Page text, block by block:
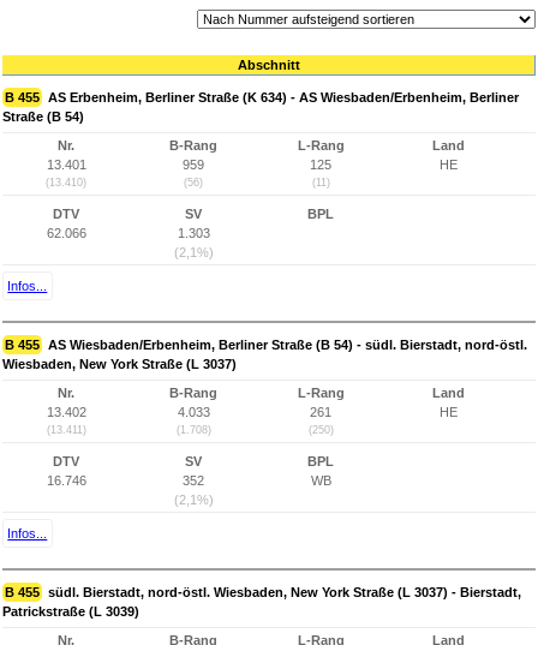
Abschnitt
B 455 AS Erbenheim, Berliner Straße (K 634) - AS Wiesbaden/Erbenheim, Berliner
Straße (B 54)
Nr.
13.401
(13.410)
B-Rang
959
(56)
L-Rang
125
(11)
Land
HE
DTV
62.066
SV
1.303
(2,1%)
BPL
Infos...
B 455 AS Wiesbaden/Erbenheim, Berliner Straße (B 54) - südl. Bierstadt, nord-östl.
Wiesbaden, New York Straße (L 3037)
Nr.
13.402
(13.411)
B-Rang
4.033
(1.708)
L-Rang
261
(250)
Land
HE
DTV
16.746
SV
352
(2,1%)
BPL
WB
Infos...
B 455 südl. Bierstadt, nord-östl. Wiesbaden, New York Straße (L 3037) - Bierstadt,
Patrickstraße (L 3039)
Nr.
B-Rang
L-Rang
Land